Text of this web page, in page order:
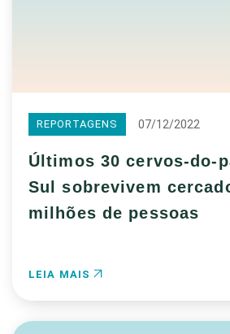
REPORTAGENS 07/12/2022
Últimos 30 cervos-do-
Sul sobrevivem
milhões de pessoas
LEIA MAIS